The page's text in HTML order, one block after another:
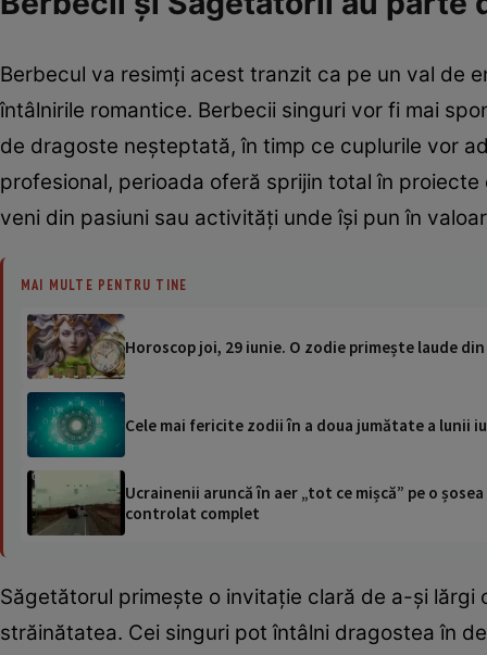
Berbecul va resimți acest tranzit ca pe un val de
întâlnirile romantice. Berbecii singuri vor fi mai
de dragoste neșteptată, în timp ce cuplurile vor
profesional, perioada oferă sprijin total în
veni din pasiuni sau activități unde își pun în
MAI MULTE PENTRU TINE
Horoscop joi, 29 iunie. O zodie primește laude
Cele mai fericite zodii în a doua jumătate a lunii
Ucrainenii aruncă în aer „tot ce mișcă” pe o
controlat complet
Săgetătorul primește o invitație clară de a-și
străinătatea. Cei singuri pot întâlni dragostea în